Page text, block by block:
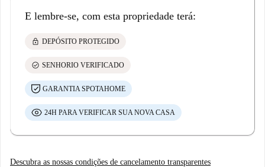
E lembre-se, com esta propriedade terá:
lock DEPÓSITO PROTEGIDO
check_circle SENHORIO VERIFICADO
GARANTIA SPOTAHOME
24H PARA VERIFICAR SUA NOVA CASA
Descubra as nossas condições de cancelamento transparentes